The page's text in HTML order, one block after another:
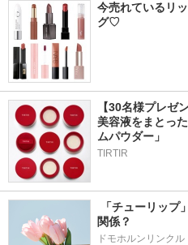
今売れているリ
グ♡
【30名様プレゼ
美容液をまとっ
ムパウダー」
TIRTIR
「チューリップ
関係？
ドモホルンリンクル